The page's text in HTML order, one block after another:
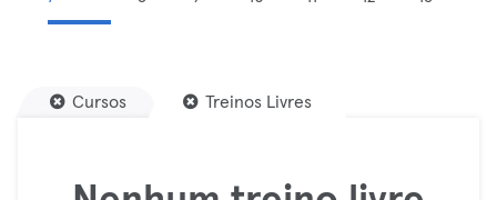
Cursos Treinos Livres